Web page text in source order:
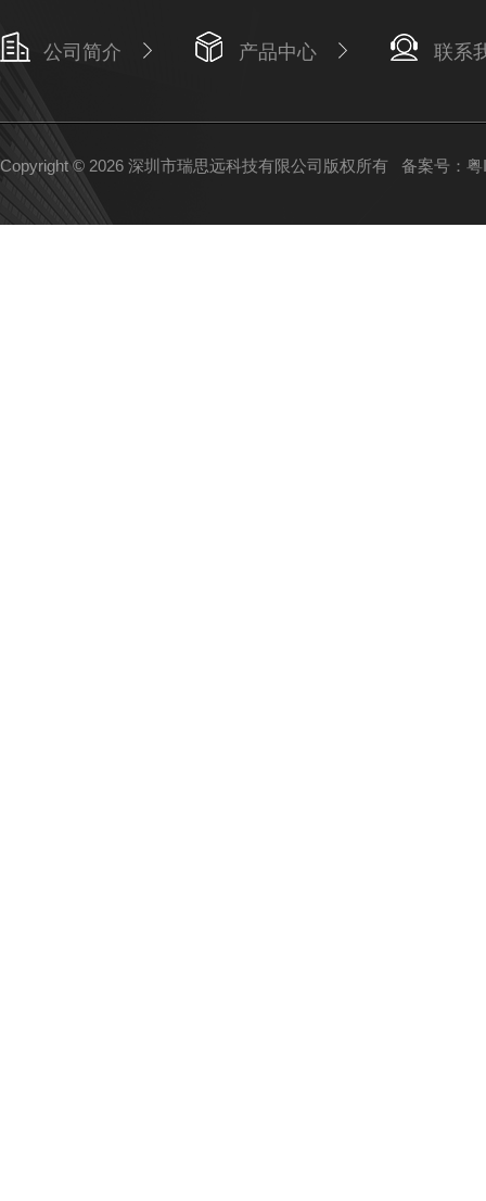
公司简介 产品中心 联系
Copyright © 2026 深圳市瑞思远科技有限公司版权所有 备案号：